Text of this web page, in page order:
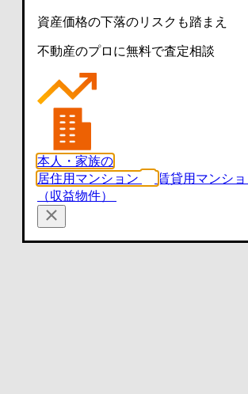
資産価格の下落のリスクも踏まえ
不動産のプロに無料で査定相談
本人・家族の
居住用マンション
賃貸用マンシ
（収益物件）